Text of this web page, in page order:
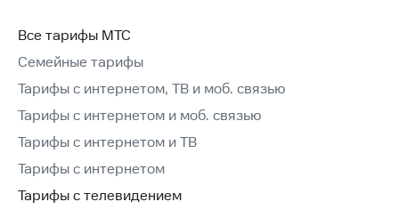
Все тарифы МТС
Семейные тарифы
Тарифы с интернетом, ТВ и моб. связью
Тарифы с интернетом и моб. связью
Тарифы с интернетом и ТВ
Тарифы с интернетом
Тарифы с телевидением